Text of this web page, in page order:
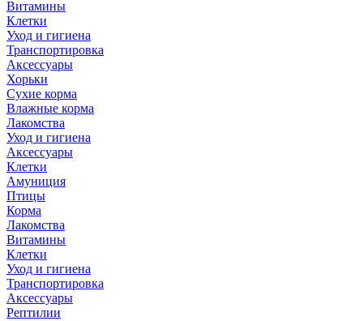
Витамины
Клетки
Уход и гигиена
Транспортировка
Аксессуары
Хорьки
Сухие корма
Влажные корма
Лакомства
Уход и гигиена
Аксессуары
Клетки
Амуниция
Птицы
Корма
Лакомства
Витамины
Клетки
Уход и гигиена
Транспортировка
Аксессуары
Рептилии